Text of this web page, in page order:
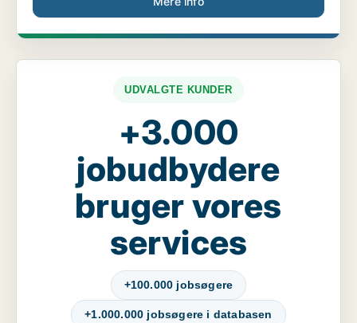
UDVALGTE KUNDER
+3.000
jobudbydere
bruger vores
services
+100.000 jobsøgere
+1.000.000 jobsøgere i databasen